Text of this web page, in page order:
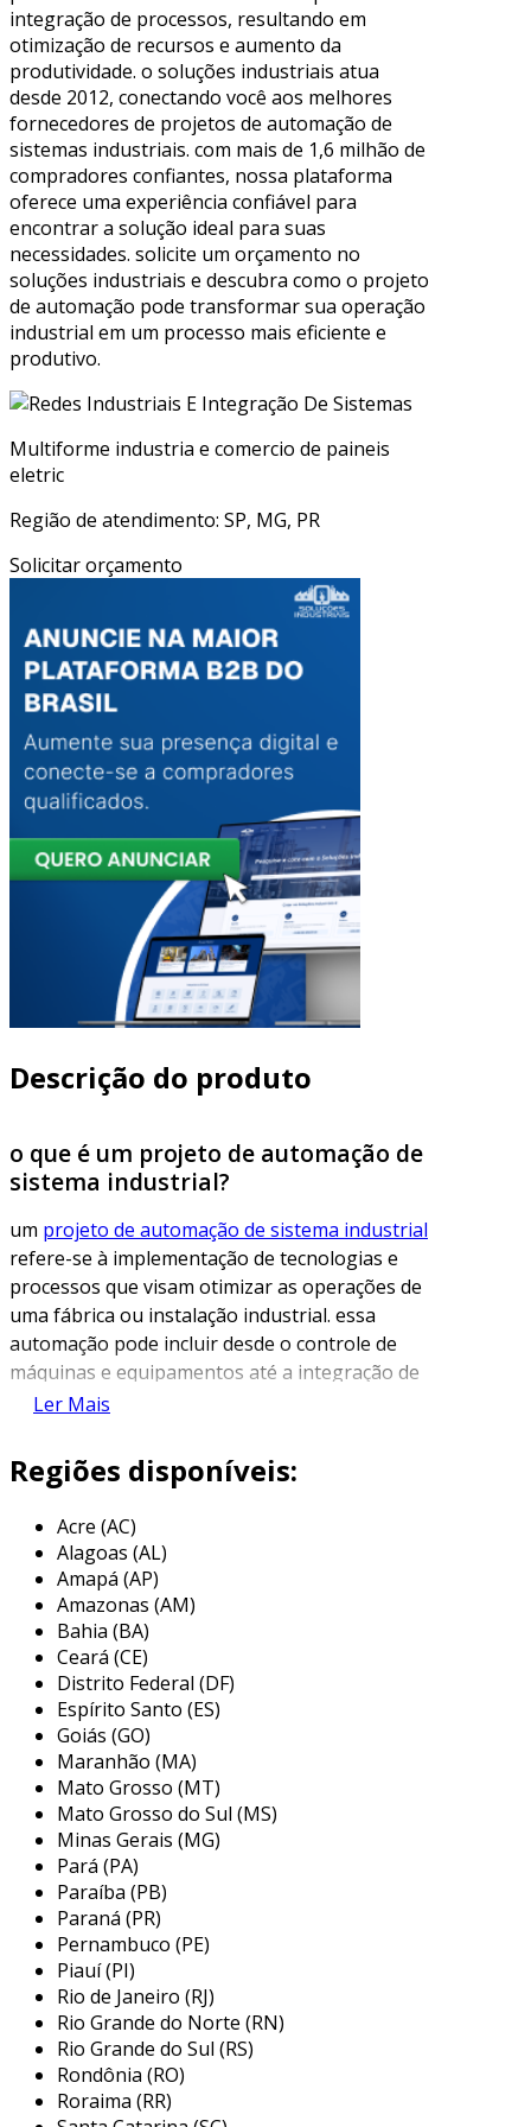
integração de processos, resultando em
otimização de recursos e aumento da
produtividade. o soluções industriais atua
desde 2012, conectando você aos melhores
fornecedores de projetos de automação de
sistemas industriais. com mais de 1,6 milhão de
compradores confiantes, nossa plataforma
oferece uma experiência confiável para
encontrar a solução ideal para suas
necessidades. solicite um orçamento no
soluções industriais e descubra como o projeto
de automação pode transformar sua operação
industrial em um processo mais eficiente e
produtivo.
Multiforme industria e comercio de paineis
eletric
Região de atendimento: SP, MG, PR
Solicitar orçamento
Descrição do produto
o que é um projeto de automação de
sistema industrial?
um projeto de automação de sistema industrial
refere-se à implementação de tecnologias e
processos que visam otimizar as operações de
uma fábrica ou instalação industrial. essa
automação pode incluir desde o controle de
máquinas e equipamentos até a integração de
sistemas de informação, permitindo que as
eficiente e com menor intervenção humana. o
principal objetivo é aumentar a produtividade,
a qualidade dos produtos e a segurança no
ambiente de trabalho.
a automação industrial pode ser alcançada por
meio de diferentes tecnologias, como sensores,
controladores lógicos programáveis (clps),
sistemas de supervisão e aquisição de dados
(scada) e robótica. cada uma dessas tecnologias
desempenha um papel fundamental na coleta
de dados, no monitoramento de processos e na
execução de tarefas específicas, possibilitando
uma operação mais fluida e menos suscetível a
erros.
principais aplicações de um projeto
de automação de sistema industrial
os projetos de automação são amplamente
aplicados em diversos setores da indústria,
desde a produção de bens de consumo até a
manufatura pesada. entre as principais
aplicações, destacam-se:
Ler Mais
Regiões disponíveis:
Acre (AC)
Alagoas (AL)
Amapá (AP)
Amazonas (AM)
Bahia (BA)
Ceará (CE)
Distrito Federal (DF)
Espírito Santo (ES)
Goiás (GO)
Maranhão (MA)
Mato Grosso (MT)
Mato Grosso do Sul (MS)
Minas Gerais (MG)
Pará (PA)
Paraíba (PB)
Paraná (PR)
Pernambuco (PE)
Piauí (PI)
Rio de Janeiro (RJ)
Rio Grande do Norte (RN)
Rio Grande do Sul (RS)
Rondônia (RO)
Roraima (RR)